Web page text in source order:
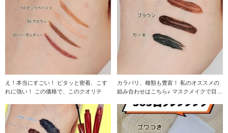
え！本当にすごい！ ピタッと密着、こす
れに強い！ この価格で、このクオリテ
カラバリ、種類も豊富！ 私のオススメの
組み合わせはこちら♪ マスクメイクで目元